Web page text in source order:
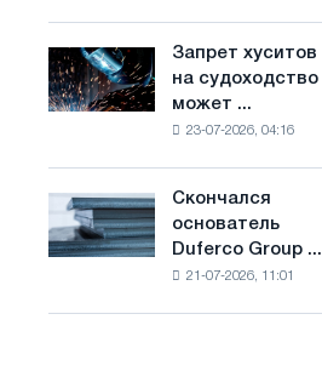
амбициями
по
борьбе
с
конкуренцию
в
Запрет
хуситов
на
импорт
Саудовской
Запрет хуситов
на судоходство
может ...
23-07-2026, 04:16
Скончался
основатель
Duferco
Скончался
основатель
Duferco Group ...
21-07-2026, 11:01